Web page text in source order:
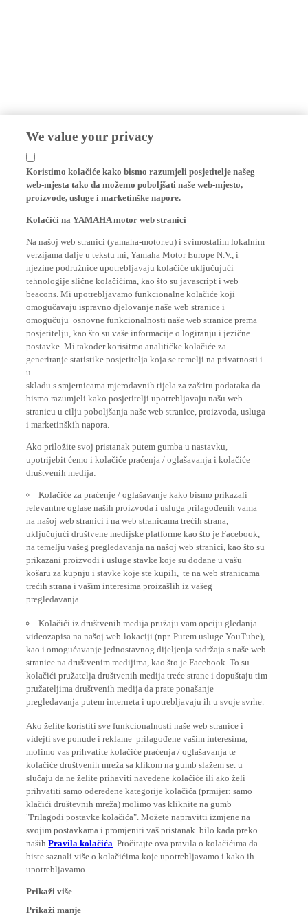
Koristimo kolačiće kako bismo razumjeli posjetitelje našeg
web-mjesta tako da možemo poboljšati naše web-mjesto,
proizvode, usluge i marketinške napore.
verzijama dalje u tekstu mi, Yamaha Motor Europe N.V., i
njezine podružnice upotrebljavaju kolačiće uključujući
tehnologije slične kolačićima, kao što su javascript i web
beacons. Mi upotrebljavamo funkcionalne kolačiće koji
omogučavaju ispravno djelovanje naše web stranice i
omogučuju osnovne funkcionalnosti naše web stranice prema
posjetitelju, kao što su vaše informacije o logiranju i jezične
postavke. Mi također korisitmo analitičke kolačiće za
generiranje statistike posjetitelja koja se temelji na privatnosti i
u
skladu s smjernicama mjerodavnih tijela za zaštitu podataka da
bismo razumjeli kako posjetitelji upotrebljavaju našu web
stranicu u cilju poboljšanja naše web stranice, proizvoda, usluga
i marketinških napora.
upotrijebit ćemo i kolačiće praćenja / oglašavanja i kolačiće
društvenih medija:
relevantne oglase naših proizvoda i usluga prilagođenih vama
na našoj web stranici i na web stranicama trećih strana,
uključujući društvene medijske platforme kao što je Facebook,
na temelju vašeg pregledavanja na našoj web stranici, kao što su
prikazani proizvodi i usluge stavke koje su dodane u vašu
košaru za kupnju i stavke koje ste kupili, te na web stranicama
trećih strana i vašim interesima proizašlih iz vašeg
pregledavanja.
videozapisa na našoj web-lokaciji (npr. Putem usluge YouTube),
kao i omogućavanje jednostavnog dijeljenja sadržaja s naše web
stranice na društvenim medijima, kao što je Facebook. To su
kolačići pružatelja društvenih medija treće strane i dopuštaju tim
pružateljima društvenih medija da prate ponašanje
pregledavanja putem interneta i upotrebljavaju ih u svoje svrhe.
videjti sve ponude i reklame prilagođene vašim interesima,
molimo vas prihvatite kolačiće praćenja / oglašavanja te
kolačiće društvenih mreža sa klikom na gumb slažem se. u
slučaju da ne želite prihaviti navedene kolačiće ili ako želi
prihvatiti samo odeređene kategorije kolačića (prmijer: samo
klačići društevnih mreža) molimo vas kliknite na gumb
"Prilagodi postavke kolačića". Možete napravitti izmjene na
svojim postavkama i promjeniti vaš pristanak bilo kada preko
našihPravila kolačića. Pročitajte ova pravila o kolačićima da
biste saznali više o kolačićima koje upotrebljavamo i kako ih
upotrebljavamo.